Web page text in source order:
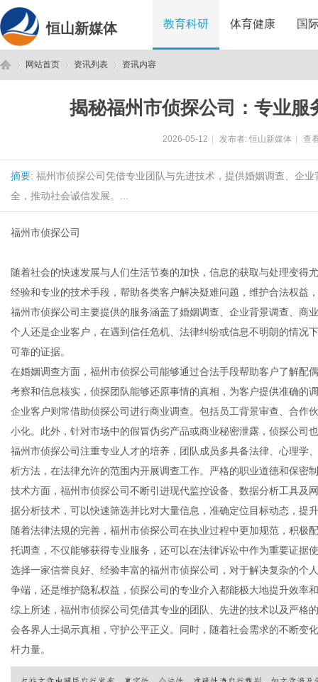
恒山新媒体 教育科研 体育健康 国
网站首页 资讯列表 资讯内容
揭秘福州市侦探公司：专业
2026-05-12 发布者: 恒山新媒体 查
摘要: 福州市侦探公司凭借专业团队与先进技术，提供婚姻调查、企
全，推动社会诚信发展。...
福州市侦探公司
随着社会的快速发展与人们生活节奏的加快，信息的获取与处理变得
经验和专业的技术手段，帮助各类客户解决疑难问题，维护合法权益
福州市侦探公司主要提供的服务涵盖了婚姻调查、企业背景调查、商
个人还是企业客户，在遇到信任危机、法律纠纷或信息不明朗的情况
可靠的证据。
在婚姻调查方面，福州市侦探公司能够通过合法手段帮助客户了解配
考察和信息核实，侦探团队能够还原事情的真相，为客户提供准确的
企业客户则常借助侦探公司进行商业调查。包括员工背景审查、合作
小化。此外，针对市场中的假冒伪劣产品或商业秘密泄露，侦探公司
福州市侦探公司注重专业人才的培养，团队成员多具备法律、心理学
析方法，在法律允许的范围内开展调查工作。严格的职业道德和保密
技术方面，福州市侦探公司不断引进现代监控设备、数据分析工具及
据分析技术，可以快速筛选并比对大量信息，准确定位目标动态，提
随着法律法规的完善，福州市侦探公司在执业过程中更加规范，积极
托调查，不仅能够获得专业服务，还可以在法律诉讼中作为重要证据
选择一家信誉良好、经验丰富的福州市侦探公司，对于解决复杂的个
争端，还是维护隐私权益，侦探公司的专业介入都能极大地提升效率
综上所述，福州市侦探公司凭借其专业的团队、先进的技术以及严格
会各界人士揭示真相，守护公平正义。同时，随着社会需求的不断变
杆力量。